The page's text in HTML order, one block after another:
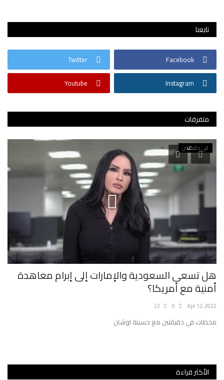
تابعنا
Facebook
Twitter
Instagram
Youtube
متفرقات
في دقيقتين
هل تسعى السعودية والإمارات إلى إبرام معاهدة
أمنية مع أمريكا؟
Apr 12, 2022
0
22
محطات في دقيقتين مع حسينة اوشان
الأكثر قراءة